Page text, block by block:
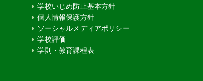
学校いじめ防止基本方針
個人情報保護方針
ソーシャルメディアポリシー
学校評価
学則・教育課程表